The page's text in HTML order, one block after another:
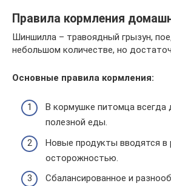
Правила кормления
Шиншилла – травоядный грызун,
небольшом количестве, но
Основные правила кормления:
В кормушке питомца всегда
полезной еды.
Новые продукты вводятся в
осторожностью.
Сбалансированное и